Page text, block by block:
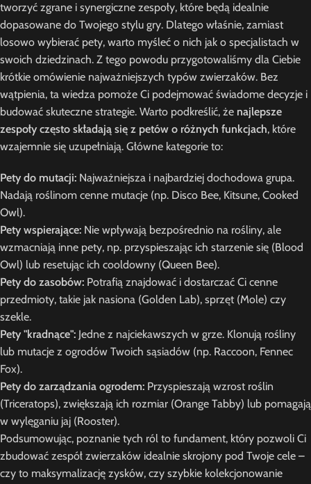
tworzyć zgrane i synergiczne zespoły, które będą idealnie
dopasowane do Twojego stylu gry. Dlatego właśnie, zamiast
losowo wybierać pety, warto myśleć o nich jak o specjalistach w
swoich dziedzinach. Z tego powodu przygotowaliśmy dla Ciebie
krótkie omówienie najważniejszych typów zwierzaków. Bez
wątpienia, ta wiedza pomoże Ci podejmować świadome decyzje i
budować skuteczne strategie. Warto podkreślić, że najlepsze
zespoły często składają się z petów o różnych funkcjach, które
wzajemnie się uzupełniają. Główne kategorie to:
Pety do mutacji: Najważniejsza i najbardziej dochodowa grupa.
Nadają roślinom cenne mutacje (np. Disco Bee, Kitsune, Cooked
Owl).
Pety wspierające: Nie wpływają bezpośrednio na rośliny, ale
wzmacniają inne pety, np. przyspieszając ich starzenie się (Blood
Owl) lub resetując ich cooldowny (Queen Bee).
Pety do zasobów: Potrafią znajdować i dostarczać Ci cenne
przedmioty, takie jak nasiona (Golden Lab), sprzęt (Mole) czy
szekle.
Pety "kradnące": Jedne z najciekawszych w grze. Klonują rośliny
lub mutacje z ogrodów Twoich sąsiadów (np. Raccoon, Fennec
Fox).
Pety do zarządzania ogrodem: Przyspieszają wzrost roślin
(Triceratops), zwiększają ich rozmiar (Orange Tabby) lub pomagają
w wylęganiu jaj (Rooster).
Podsumowując, poznanie tych ról to fundament, który pozwoli Ci
zbudować zespół zwierzaków idealnie skrojony pod Twoje cele –
czy to maksymalizację zysków, czy szybkie kolekcjonowanie